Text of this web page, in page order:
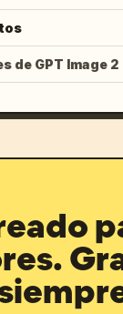
de GPT Image 2